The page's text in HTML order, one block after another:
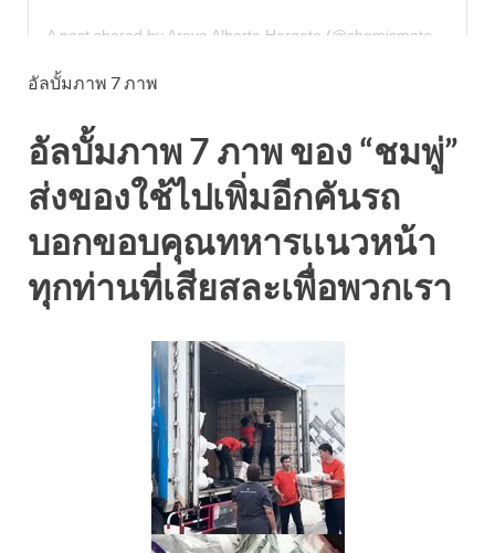
อัลบั้มภาพ 7 ภาพ
อัลบั้มภาพ 7 ภาพ ของ “ชมพู่”
ส่งของใช้ไปเพิ่มอีกคันรถ
บอกขอบคุณทหารเเนวหน้า
ทุกท่านที่เสียสละเพื่อพวกเรา